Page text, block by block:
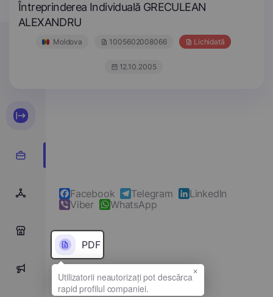
Întreprinderea Individuală GRECULEAN
ALEXANDRU
Moldova 1005602008066 Lichidată
12.10.2005
Facebook Telegram
LinkedIn
Viber
WhatsApp
PDF
Denumirea completă
×